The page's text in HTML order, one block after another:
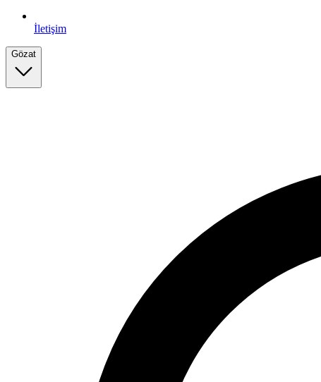
İletişim
Gözat